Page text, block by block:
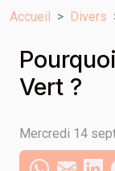
Accueil Divers
Vert ?
Mercredi 14